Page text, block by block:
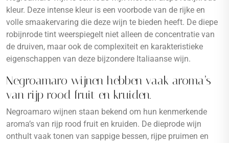
kleur. Deze intense kleur is een voorbode van de rijke en
volle smaakervaring die deze wijn te bieden heeft. De diepe
robijnrode tint weerspiegelt niet alleen de concentratie van
de druiven, maar ook de complexiteit en karakteristieke
eigenschappen van deze bijzondere Italiaanse wijn.
Negroamaro wijnen hebben vaak aroma’s
van rijp rood fruit en kruiden.
Negroamaro wijnen staan bekend om hun kenmerkende
aroma’s van rijp rood fruit en kruiden. De dieprode wijn
onthult vaak tonen van sappige bessen, rijpe pruimen en